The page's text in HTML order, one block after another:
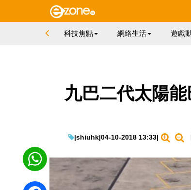
科技焦點 網絡生活 遊戲
九巴二代太陽
|shiuhk|04-10-2018 13:33|
WhatsApp